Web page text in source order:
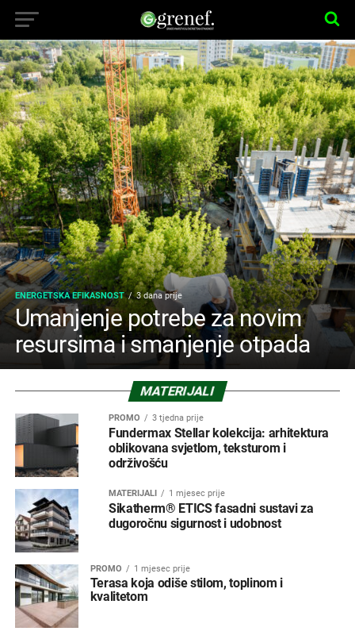
ENERGETSKA EFIKASNOST 3 dana prije
Umanjenje potrebe za novim
resursima i smanjenje otpada
MATERIJALI
PROMO 3 tjedna prije
Fundermax Stellar kolekcija: arhitektura
oblikovana svjetlom, teksturom i
održivošću
MATERIJALI 1 mjesec prije
Sikatherm® ETICS fasadni sustavi za
dugoročnu sigurnost i udobnost
PROMO 1 mjesec prije
Terasa koja odiše stilom, toplinom i
kvalitetom